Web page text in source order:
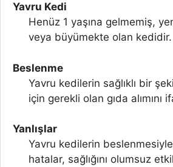
Yavru Kedi
Henüz 1 yaşına gelmemiş,
veya büyümekte olan kedidir.
Beslenme
Yavru kedilerin sağlıklı bir
için gerekli olan gıda alımını
Yanlışlar
Yavru kedilerin
hatalar, sağlığını olumsuz